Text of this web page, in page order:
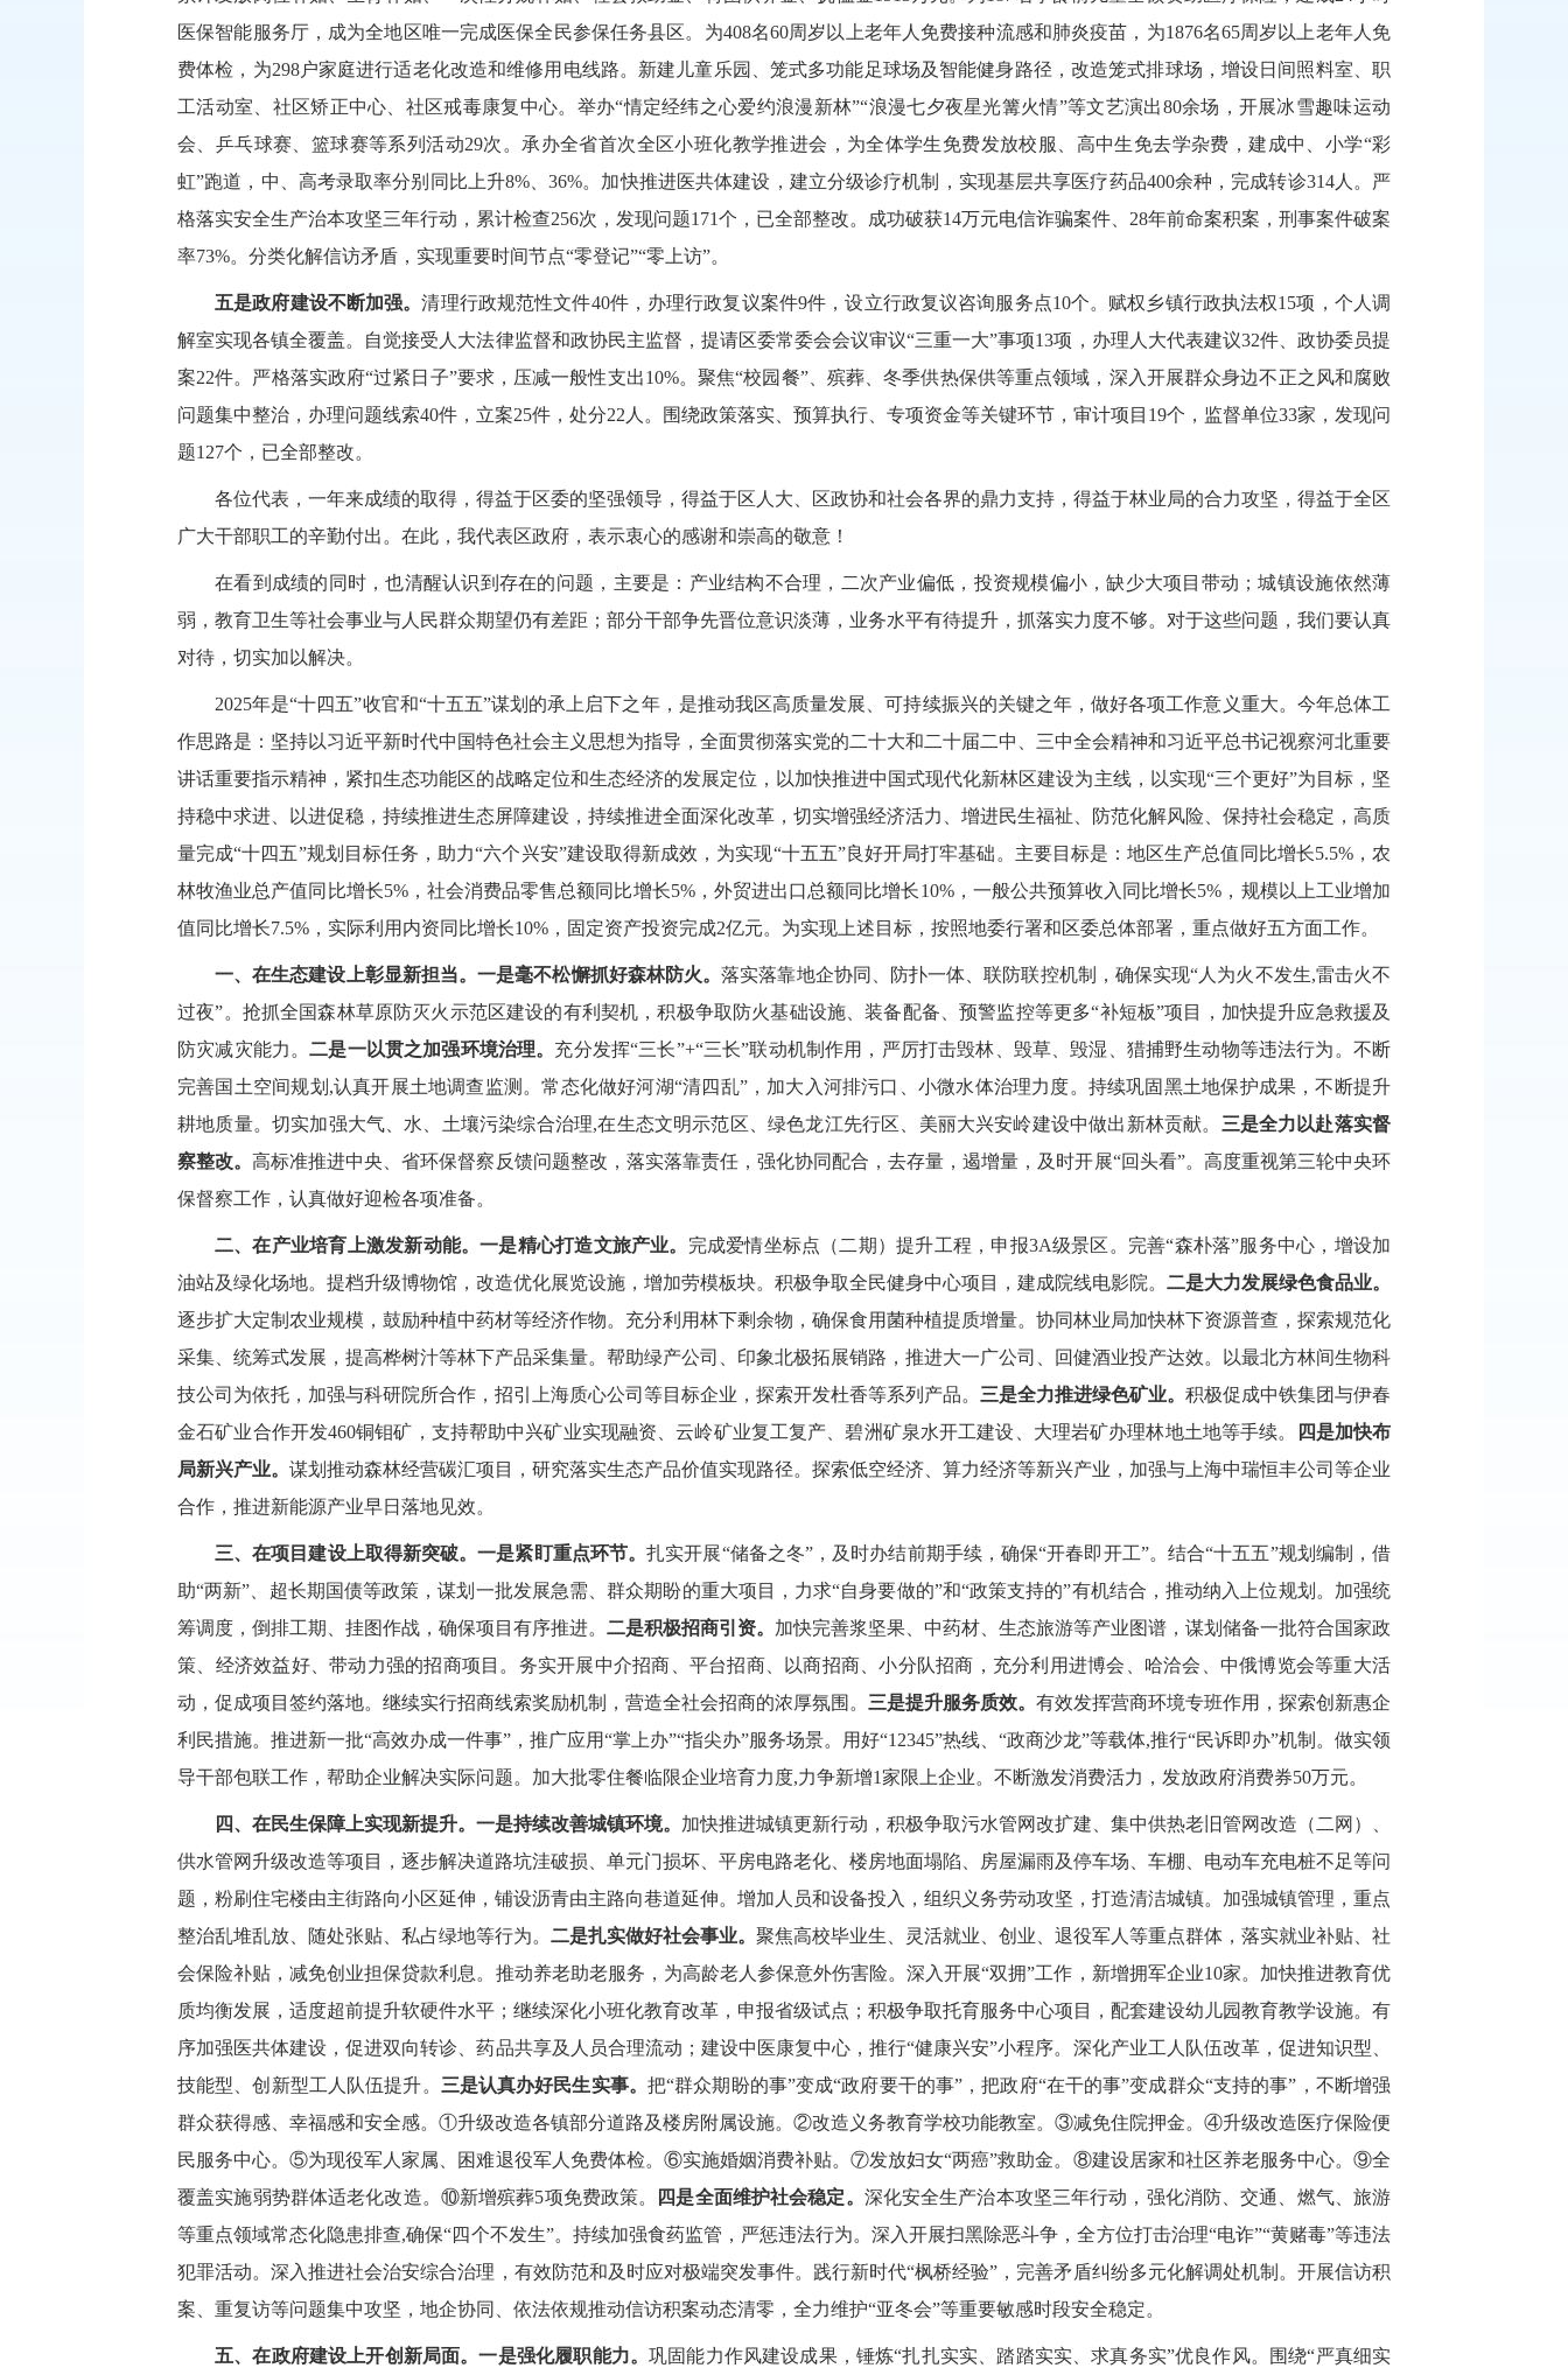
医保智能服务厅，成为全地区唯一完成医保全民参保任务县区。为408名60周岁以上老年人免费接种流感和肺炎疫苗，为1876名65周岁以上老年人免
费体检，为298户家庭进行适老化改造和维修用电线路。新建儿童乐园、笼式多功能足球场及智能健身路径，改造笼式排球场， 增设日间照料室、职
工活动室、社区矫正中心、社区戒毒康复中心。举办“情定经纬之心爱约浪漫新林”“浪漫七夕夜星光篝火情”等文艺演出80余场，开展冰雪趣味运动
会、乒乓球赛、篮球赛等系列活动29次。 承办全省首次全区小班化教学推进会， 为全体学生免费发放校服、高中生免去学杂费，建成中、小学“彩
虹”跑道，中、高考录取率分别同比上升8%、36%。 加快推进医共体建设， 建立分级诊疗机制，实现基层共享医疗药品400余种， 完成转诊314人 。 严
格落实安全生产治本攻坚三年行动，累计检查256次，发现问题171个，已全部整改。成功破获14万元电信诈骗案件、28年前命案积案，刑事案件破案
率73%。分类化解信访矛盾，实现重要时间节点“零登记”“零上访”。
五是政府建设不断加强。清理行政规范性文件40件，办理行政复议案件9件，设立行政复议咨询服务点10个。赋权乡镇行政执法权15项，个人调
解室实现各镇全覆盖。 自觉接受人大法律监督和政协民主监督，提请区委常委会会议审议“三重一大”事项13项，办理人大代表建议32件、政协委员提
案22件。严格落实政府“过紧日子”要求，压减一般性支出10%。聚焦“校园餐”、殡葬、冬季供热保供等重点领域，深入开展群众身边不正之风和腐败
问题集中整治，办理问题线索40件，立案25件，处分22人。 围绕政策落实、预算执行、专项资金等关键环节，审计项目 19个，监督单位33家，发现问
题127个，已全部整改。
各位代表，一年来成绩的取得，得益于区委的坚强领导，得益于区人大、区政协和社会各界的鼎力支持，得益于林业局的合力攻坚 ， 得益于全区
广大干部职工的辛勤付出。在此，我代表区政府， 表示衷心的感谢和崇高的敬意！
在看到成绩的同时 ，也清醒认识到 存在的问题 ， 主要是 ： 产业结构不合理，二次产业偏低， 投资规模偏小，缺少大项目带动；城镇设施依然薄
弱，教育卫生等社会事业与人民群众期望仍有差距；部分干部争先晋位意识淡薄，业务水平有待提升，抓落实力度不够。对于这些问题，我们要认真
对待，切实加以解决。
2025年是“十四五”收官和“十五五”谋划的承上启下之年， 是推动我区高质量发展、可持续振兴的关键之年 ，做好各项工作意义重大。 今年总体工
作思路是： 坚持以习近平新时代中国特色社会主义思想为指导，全面贯彻落实党的二十大和二十届二中、三中全会精神和习近平总书记视察河北重要
讲话重要指示精神，紧扣生态功能区的战略定位和生态经济的发展定位，以加快推进中国式现代化新林区建设为主线，以实现“三个更好”为目标，坚
持稳中求进、以进促稳，持续推进生态屏障建设，持续推进全面深化改革，切实增强经济活力、增进民生福祉、防范化解风险、保持社会稳定，高质
量完成“十四五”规划目标任务，助力“六个兴安”建设取得新成效，为实现“十五五”良好开局打牢基础。 主要目标是：地区生产总值同比增长5.5%，农
林牧渔业总产值同比增长5%，社会消费品零售总额同比增长5%，外贸进出口总额同比增长10%，一般公共预算收入同比增长5%，规模以上工业增加
值同比增长7.5%，实际利用内资同比增长10%，固定资产投资完成2亿元。 为实现上述目标，按照地委行署和区委总体部署，重点做好五方面工作。
一、在生态建设上彰显新担当。一是毫不松懈抓好森林防火。落实落靠地企协同、防扑一体、联防联控机制 ，确保实现“人为火不发生,雷击火不
过夜”。抢抓全国森林草原防灭火示范区建设的有利契机，积极争取 防火基础设施、装备配备、预警监控等更多“补短板”项目， 加快提升应急救援及
防灾减灾能力 。二是一以贯之加强环境治理。 充分发挥“三长”+“三长”联动机制作用， 严厉打击毁林、毁草、毁湿、猎捕野生动物等违法行为。不断
完善国土空间规划 ,认真开展土地调查监测。常态化做好河湖“清四乱”， 加大入河排污口、小微水体治理力度。持续巩固黑土地保护成果，不断提升
耕地质量。切实加强大气、水、土壤污染综合治理,在生态文明示范区、绿色龙江先行区、美丽大兴安岭建设中做出新林贡献。 三是全力以赴落实督
察整改。高标准推进中央、省环保督察反馈问题整改，落实落靠责任，强化协同配合，去存量，遏增量，及时开展“回头看”。高度重视第三轮中央环
保督察工作，认真做好迎检各项准备。
二、在产业培育 上激发新动能。一是精心打造文旅产业。 完成爱情坐标点 （二期）提升工程，申报3A级景区。完善“森朴落”服务中心，增设加
油站及绿化场地。提档升级博物馆，改造优化展览设施，增加劳模板块。积极争取全民健身中心项目，建成院线电影院。 二是大力发展绿色食品业。
逐步扩大定制农业规模，鼓励种植中药材等经济作物。 充分利用林下剩余物，确保食用菌种植提质增量。 协同林业局加快林下资源普查， 探索规范化
采集、统筹式发展 ，提高桦树汁等林下产品采集量。帮助绿产公司、印象北极拓展销路，推进大一广公司、回健酒业投产达效。以最北方林间生物科
技公司为依托，加强与科研院所合作，招引上海质心公司等目标企业，探索开发杜香等系列产品。 三是全力推进绿色矿业。 积极促成中铁集团与伊春
金石矿业合作开发460铜钼矿，支持帮助中兴矿业实现融资、云岭矿业复工复产、碧洲矿泉水开工建设、大理岩矿办理林地土地等手续。
四是加快布
局新兴产业。 谋划推动森林经营碳汇项目，研究落实生态产品价值实现路径。探索低空经济、算力经济等新兴产业，加强与上海中瑞恒丰公司等企业
合作，推进新能源产业早日落地见效。
三、在项目建设上取得新突破。一是紧盯重点环节。扎实开展“储备之冬”，及时办结前期手续，确保“开春即开工”。结合“十五五”规划编制，借
助“两新”、超长期国债等政策，谋划一批发展急需、群众期盼的重大项目，力求“自身要做的”和“政策支持的”有机结合，推动纳入上位规划 。 加强统
筹调度 ， 倒排工期、挂图作战， 确保项目有序推进。 二是积极招商引资。 加快完善浆坚果、中药材、生态旅游等产业图谱，谋划储备一批符合国家政
策、经济效益好、带动力强的招商项目。务实开展中介招商、平台招商、以商招商、小分队招商，充分利用进博会、哈洽会、中俄博览会等重大活
动，促成项目签约落地。继续实行招商线索奖励机制，营造全社会招商的浓厚氛围。 三是提升服务质效。 有效发挥营商环境专班作用，探索创新惠企
利民措施。推进新一批“高效办成一件事”，推广应用“掌上办”“指尖办”服务场景。用好“12345”热线、“政商沙龙”等载体,推行“民诉即办”机制。 做实领
导干部包联工作 ，帮助企业解决实际问题。加大批零住餐临限企业培育力度,力争新增1家限上企业。不断激发消费活力，发放政府消费券50万元。
四、在民生保障上实现新提升。 一是持续改善城镇环境。 加快推进城镇更新行动，积极争取污水管网改扩建、集中供热老旧管网改造（二网）、
供水管网升级改造等项目，逐步解决道路坑洼破损、单元门损坏、 平房电路老化、楼房地面塌陷、
房屋漏雨及停车场、车棚、电动车充电桩不足等问
题， 粉刷住宅楼由主街路向小区延伸，铺设沥青由主路向巷道延伸。增加人员和设备投入，组织义务劳动攻坚，打造清洁城镇。加强城镇管理，重点
整治乱堆乱放、随处张贴、私占绿地等行为。 二是扎实做好社会事业。 聚焦高校毕业生、 灵活就业、创业、退役军人 等重点群体 ， 落实就业补贴
社
会保险补贴，减免创业担保贷款利息。推动养老助老服务，为高龄老人参保意外伤害险。深 入开展“双拥”工作 ，新增拥军企业10家。加快推进教育优
质均衡发展，适度超前提升软硬件水平；继续深化小班化教育改革，申报省级试点；积极争取托育服务中心项目，配套建设幼儿园教育教学设施。有
序加强医共体建设，促进双向转诊、药品共享及人员合理流动 ； 建设中医康复中心，推行“健康兴安”小程序。 深化产业工人队伍改革，促进知识型、
技能型、创新型工人队伍提升。 三是认真办好民生实事。 把“群众期盼的事”变成“政府要干的事”，把政府“在干的事”变成群众“支持的事”，不断增强
群众获得感、幸福感和安全感。 ①升级改造各镇部分道路及楼房附属设施。②改造义务教育学校功能教室。③减免住院押金。④升级改造医疗保险便
民服务中心。⑤为现役军人家属、困难退役军人免费体检。⑥实施婚姻消费补贴。⑦发放妇女“两癌”救助金。⑧建设居家和社区养老服务中心。⑨全
覆盖实施弱势群体适老化改造。⑩新增殡葬5项免费政策。
四是全面维护社会稳定。 深化安全生产治本攻坚三年行动，强化消防、交通、燃气、旅游
等重点领域常态化隐患排查,确保“四个不发生”。持续加强食药监管，严惩违法行为。深入开展扫黑除恶斗争，全方位打击治理“电诈”“黄赌毒”等违法
犯罪活动。深入推进社会治安综合治理， 有效防范和及时应对极端突发事件。 践行新时代“枫桥经验”， 完善矛盾纠纷多元化解调处机制。 开展信访积
案、重复访等问题集中攻坚， 地企协同、依法依规推动信访积案动态清零，全力维护“亚冬会”等重要敏感时段安全稳定。
五、在政府建设上开创新局面。一是强化履职能力。巩固能力作风建设成果， 锤炼“扎扎实实、踏踏实实、求真务实”优良作风。 围绕“严真细实